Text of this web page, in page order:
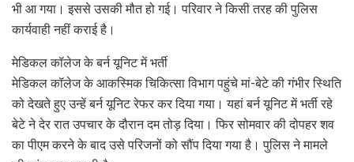
भी आ गया। इससे उसकी मौत हो गई। परिवार ने किसी तरह की पुलिस
कार्यवाही नहीं कराई है।
मेडिकल कॉलेज के बर्न यूनिट में भर्ती
मेडिकल कॉलेज के आकस्मिक चिकित्सा विभाग पहुंचे मां-बेटे की गंभीर स्थिति
को देखते हुए उन्हें बर्न यूनिट रेफर कर दिया गया। यहां बर्न यूनिट में भर्ती रहे
बेटे ने देर रात उपचार के दौरान दम तोड़ दिया। फिर सोमवार की दोपहर शव
का पीएम करने के बाद उसे परिजनों को सौंप दिया गया है। पुलिस ने मामले